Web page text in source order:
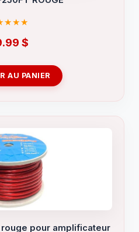
$
AU PANIER
rouge pour amplificateur